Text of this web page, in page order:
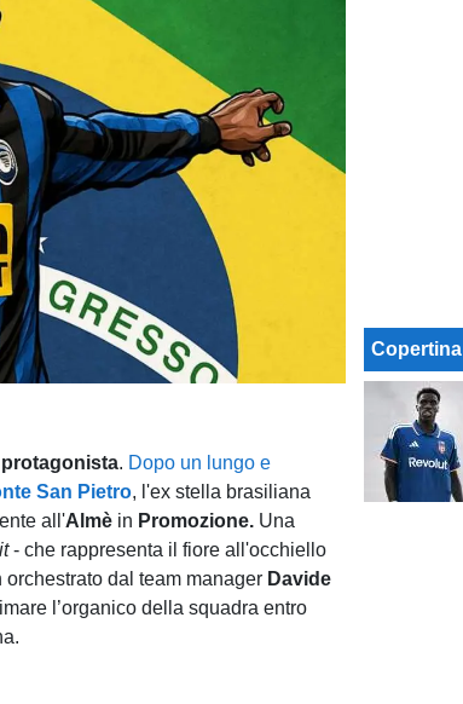
. Dopo un lungo e
San Pietro, l'ex stella brasiliana
all'Almè in Promozione. Una
- che rappresenta il fiore all'occhiello
dal team manager Davide
l’organico della squadra entro
Copertina